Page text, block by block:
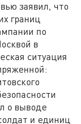
заявил, что
границ
по
в
ситуация
о выводе
и единиц